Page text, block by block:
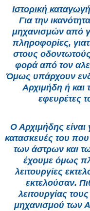
Ιστορική
Για την
μηχανισμών από
πληροφορίες,
στους
φορά από τον
Όμως υπάρχουν
Αρχιμήδη ή και
εφευρέτες
Ο Αρχιμήδης
κατασκευές του που
των άστρων και
έχουμε όμως
λειτουργίες
εκτελούσαν.
λειτουργίας
μηχανισμού των